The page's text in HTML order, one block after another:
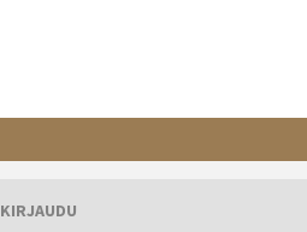
KIRJAUDU